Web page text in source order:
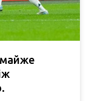
майже